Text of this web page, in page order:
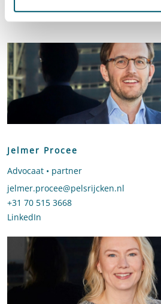
Jelmer Procee
Advocaat • partner
Stuur een e-mail naar Jelmer Procee
jelmer.procee@pelsrijcken.nl
Bel naar Jelmer Procee
+31 70 515 3668
LinkedIn